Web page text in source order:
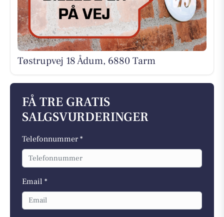
Tøstrupvej 18 Ådum, 6880 Tarm
FÅ TRE GRATIS
SALGSVURDERINGER
Telefonnummer *
Email *